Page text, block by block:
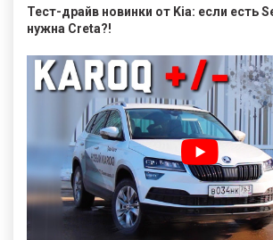
Тест-драйв новинки от Kia: если есть
нужна Creta?!